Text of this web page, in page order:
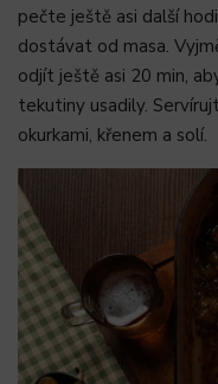
pečte ještě asi další
dostávat od masa.
odjít ještě asi 20 min,
tekutiny usadily.
okurkami, křenem a solí.